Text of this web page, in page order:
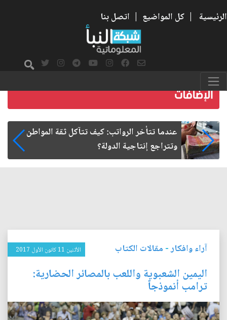
الرئيسية | كل المواضيع | اتصل بنا
صمت الطريق بعد الأربعين
آراء وافكار- مقالات الكتاب الأثنين 11 كانون الأول 2017
اليمين الشعبوية واللعب بالمصائر الحضارية:
ترامب أنموذجاً